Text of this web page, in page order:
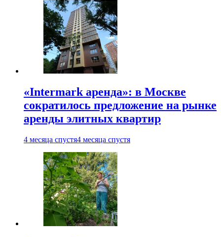
«Intermark аренда»: в Москве
сократилось предложение на рынке
аренды элитных квартир
4 месяца спустя4 месяца спустя